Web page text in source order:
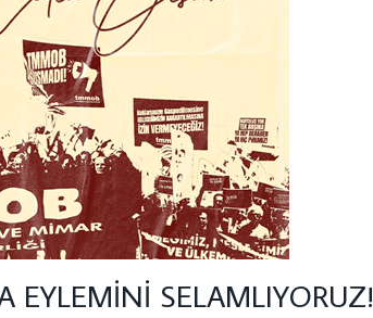
EYLEMİNİ SELAMLIYORUZ!